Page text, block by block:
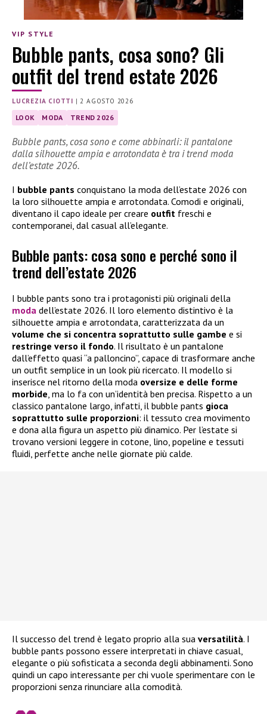
VIP STYLE
Bubble pants, cosa sono? Gli
outfit del trend estate 2026
LUCREZIA CIOTTI |2 AGOSTO 2026
LOOK MODA TREND 2026
Bubble pants, cosa sono e come abbinarli: il pantalone
dalla silhouette ampia e arrotondata è tra i trend moda
dell’estate 2026.
I bubble pants conquistano la moda dell’estate 2026 con
la loro silhouette ampia e arrotondata. Comodi e originali,
diventano il capo ideale per creare outfit freschi e
contemporanei, dal casual all’elegante.
Bubble pants: cosa sono e perché sono il
trend dell’estate 2026
I bubble pants sono tra i protagonisti più originali della
moda dell’estate 2026. Il loro elemento distintivo è la
silhouette ampia e arrotondata, caratterizzata da un
volume che si concentra soprattutto sulle gambe e si
restringe verso il fondo. Il risultato è un pantalone
dall’effetto quasi “a palloncino”, capace di trasformare anche
un outfit semplice in un look più ricercato. Il modello si
inserisce nel ritorno della moda oversize e delle forme
morbide, ma lo fa con un’identità ben precisa. Rispetto a un
classico pantalone largo, infatti, il bubble pants gioca
soprattutto sulle proporzioni: il tessuto crea movimento
e dona alla figura un aspetto più dinamico. Per l’estate si
trovano versioni leggere in cotone, lino, popeline e tessuti
fluidi, perfette anche nelle giornate più calde.
Il successo del trend è legato proprio alla sua versatilità. I
bubble pants possono essere interpretati in chiave casual,
elegante o più sofisticata a seconda degli abbinamenti. Sono
quindi un capo interessante per chi vuole sperimentare con le
proporzioni senza rinunciare alla comodità.